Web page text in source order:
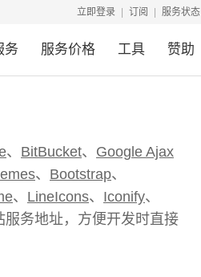
立即登录 订阅 服务状态
务 服务价格 工具 赞助
、 BitBucket、 Google Ajax
、 Bootstrap、
、 LineIcons、 Iconify、
务地址，方便开发时直接